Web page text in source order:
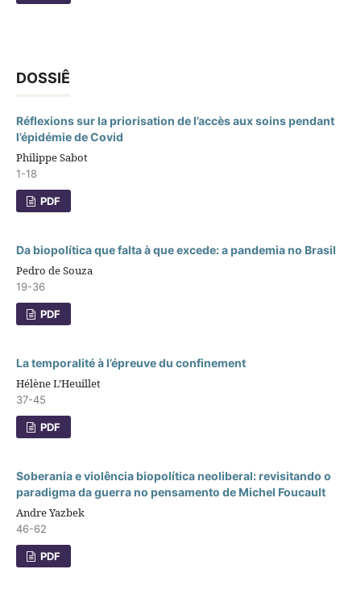
DOSSIÊ
Réflexions sur la priorisation de l’accès aux soins pendant
l’épidémie de Covid
Philippe Sabot
1-18
PDF
Da biopolítica que falta à que excede: a pandemia no Brasil
Pedro de Souza
19-36
PDF
La temporalité à l’épreuve du confinement
Hélène L’Heuillet
37-45
PDF
Soberania e violência biopolítica neoliberal: revisitando o
paradigma da guerra no pensamento de Michel Foucault
Andre Yazbek
46-62
PDF